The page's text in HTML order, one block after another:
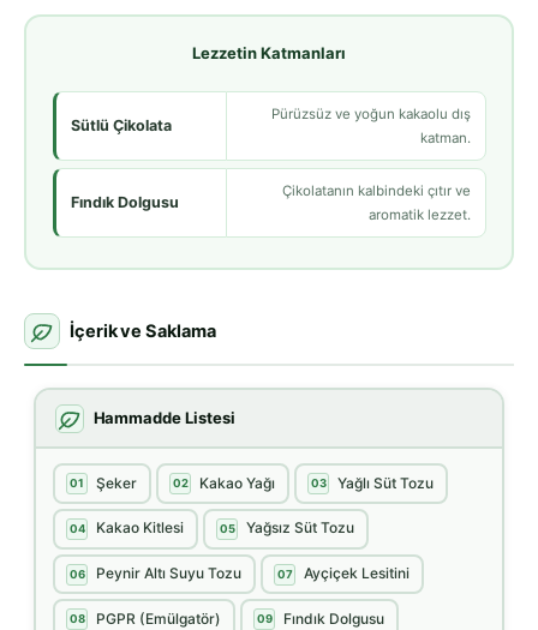
Lezzetin Katmanları
Sütlü Çikolata
Pürüzsüz ve yoğun kakaolu dış
katman.
Fındık Dolgusu
Çikolatanın kalbindeki çıtır ve
aromatik lezzet.
İçerik ve Saklama
Hammadde Listesi
01 Şeker 02 Kakao Yağı 03 Yağlı Süt Tozu
04 Kakao Kitlesi 05 Yağsız Süt Tozu
06 Peynir Altı Suyu Tozu 07 Ayçiçek Lesitini
08 PGPR (Emülgatör) 09 Fındık Dolgusu